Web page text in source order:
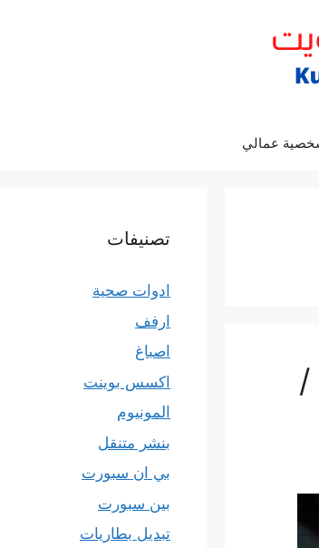
عمالي
رقم كهربائي سيارات الصليبيخات / 69622745 /
تصنيفات
ادوات صحية
ارفف
اصباغ
اكسس بوينت
المونيوم
بنشر متنقل
بي ان سبورت
بين سبورت
تبديل بطاريات